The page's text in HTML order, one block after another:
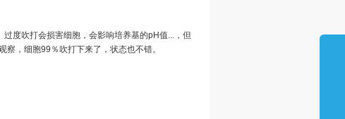
度吹打会损害细胞，会影响培养基的pH值...，但
，细胞99％吹打下来了，状态也不错。